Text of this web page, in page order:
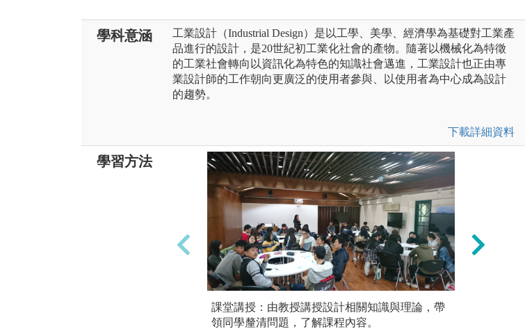
學科意涵
工業設計（Industrial Design）是以工學、美學、經濟學為基礎對工業產
品進行的設計，是20世紀初工業化社會的產物。隨著以機械化為特徵
的工業社會轉向以資訊化為特色的知識社會邁進，工業設計也正由專
業設計師的工作朝向更廣泛的使用者參與、以使用者為中心成為設計
的趨勢。
下載詳細資料
學習方法
課堂講授：由教授講授設計相關知識與理論，帶
領同學釐清問題，了解課程內容。